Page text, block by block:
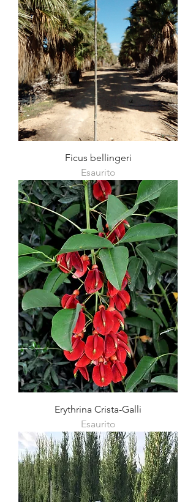
Ficus bellingeri
Esaurito
Erythrina Crista-Galli
Esaurito